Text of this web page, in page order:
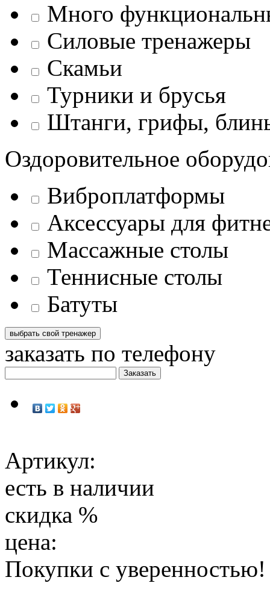
Много
Силовые тренажеры
Скамьи
Турники и брусья
Штанги, грифы,
Оздоровительное
Виброплатформы
Аксессуары для
Массажные столы
Теннисные столы
Батуты
заказать по телефону
Артикул:
есть в наличии
скидка %
цена:
Покупки с уверенностью!